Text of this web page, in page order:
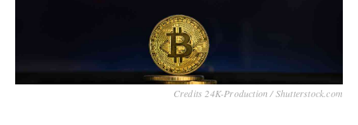
Credits 24K-Production / Shutterstock.com